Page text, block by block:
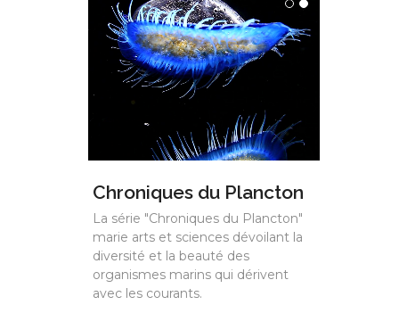
Chroniques du Plancton
La série "Chroniques du Plancton"
marie arts et sciences dévoilant la
diversité et la beauté des
organismes marins qui dérivent
avec les courants.